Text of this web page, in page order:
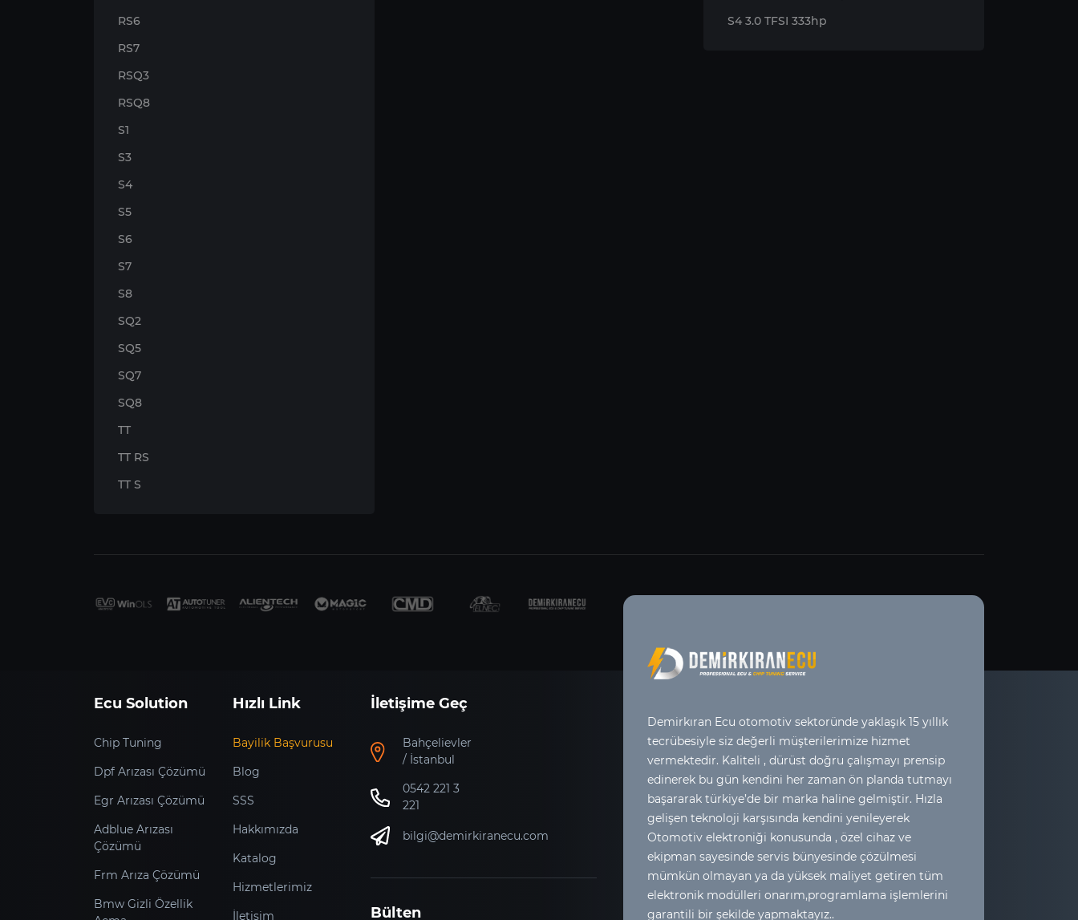
RS6
RS7
RSQ3
RSQ8
S1
S3
S4
S5
S6
S7
S8
SQ2
SQ5
SQ7
SQ8
TT
TT RS
TT S
S4 3.0 TFSI 333hp
Ecu Solution
Chip Tuning
Dpf Arızası Çözümü
Egr Arızası Çözümü
Adblue Arızası
Çözümü
Frm Arıza Çözümü
Bmw Gizli Özellik
Hızlı Link
Bayilik Başvurusu
Blog
SSS
Hakkımızda
Katalog
Hizmetlerimiz
İletişim
İletişime Geç
Bahçelievler
/ İstanbul
0542 221 3
221
bilgi@demirkiranecu.com
Bülten
Demirkıran Ecu otomotiv sektoründe yaklaşık 15 yıllık
tecrübesiyle siz değerli müşterilerimize hizmet
vermektedir. Kaliteli , dürüst doğru çalışmayı prensip
edinerek bu gün kendini her zaman ön planda tutmayı
başararak türkiye’de bir marka haline gelmiştir. Hızla
gelişen teknoloji karşısında kendini yenileyerek
Otomotiv elektroniği konusunda , özel cihaz ve
ekipman sayesinde servis bünyesinde çözülmesi
mümkün olmayan ya da yüksek maliyet getiren tüm
elektronik modülleri onarım,programlama işlemlerini
garantili bir şekilde yapmaktayız..